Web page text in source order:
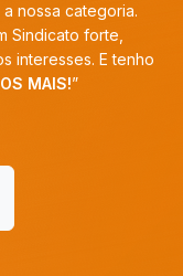
nossa categoria.
Sindicato forte,
interesses. E tenho
MAIS!”